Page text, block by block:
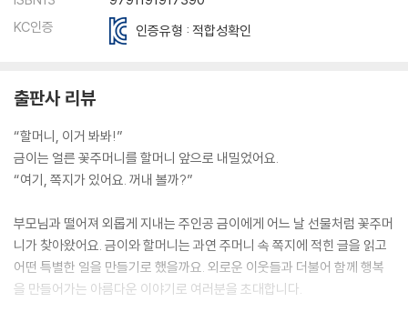
KC인증
인증유형 : 적합성확인
출판사 리뷰
“할머니, 이거 봐봐!”
금이는 얼른 꽃주머니를 할머니 앞으로 내밀었어요.
“여기, 쪽지가 있어요. 꺼내 볼까?”
부모님과 떨어져 외롭게 지내는 주인공 금이에게 어느 날 선물처럼 꽃주머
니가 찾아왔어요. 금이와 할머니는 과연 주머니 속 쪽지에 적힌 글을 읽고
어떤 특별한 일을 만들기로 했을까요. 외로운 이웃들과 더불어 함께 행복
을 만들어가는 아름다운 이야기로 여러분을 초대합니다.